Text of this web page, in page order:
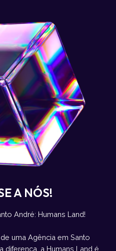
A NÓS!
André: Humans Land!
uma Agência em Santo
diferença, a Humans Land é